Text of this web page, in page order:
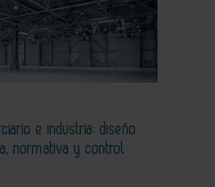
e industria: diseño
normativa y control